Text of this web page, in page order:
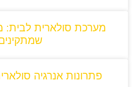
מערכת סולארית לבית:
פתרונות אנרגיה